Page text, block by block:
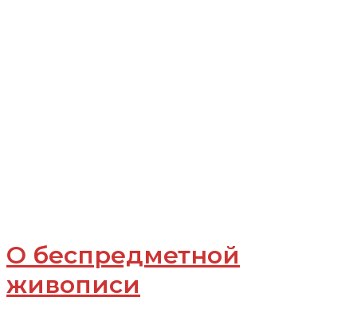
О беспредметной
живописи